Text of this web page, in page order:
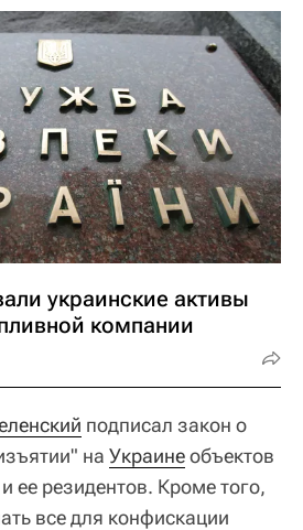
украинские активы
компании
подписал закон о
на Украинеобъектов
ее резидентов. Кроме того,
все для конфискации